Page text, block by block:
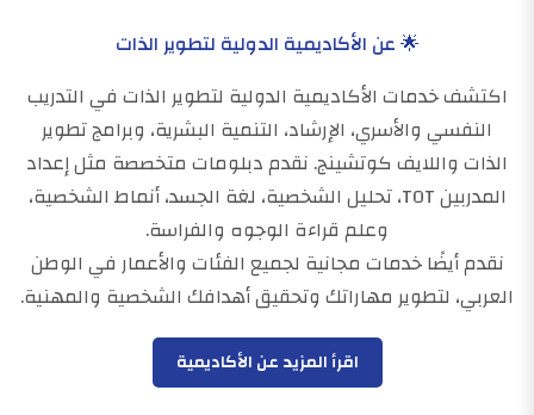
🌟 عن الأكاديمية الدولية لتطوير الذات
اكتشف خدمات الأكاديمية الدولية لتطوير الذات في التدريب
النفسي والأسري، الإرشاد، التنمية البشرية، وبرامج تطوير
الذات واللايف كوتشينج. نقدم دبلومات متخصصة مثل إعداد
المدربين TOT، تحليل الشخصية، لغة الجسد، أنماط الشخصية،
وعلم قراءة الوجوه والفراسة.
نقدم أيضًا خدمات مجانية لجميع الفئات والأعمار في الوطن
العربي، لتطوير مهاراتك وتحقيق أهدافك الشخصية والمهنية.
اقرأ المزيد عن الأكاديمية